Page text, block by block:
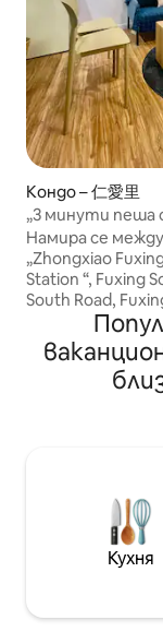
Кондо – 仁愛里
„3 минути
Тайпей Чжунсяо
район Даан
Тайпей Даан
Намира се
„Zhongxiao
Station “, Fuxing
South Road,
South Road, 3
наблизо, Near
Xinyi 101
Big Dome,
на
участък на ▣
охрана ▣
болница Cathay,
до болница
Кухня